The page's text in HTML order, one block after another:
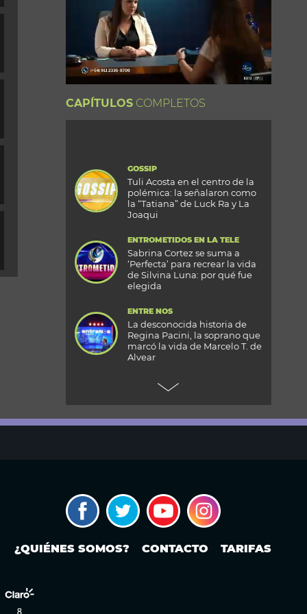
CAPÍTULOS COMPLETOS
GOSSIP
Tuli Acosta en el centro de la
polémica: la señalaron como
la “Tatiana” de Luck Ra y La
Joaqui
ENTROMETIDOS EN LA TELE
Sabrina Cortez se suma a
‘Perfecta’ para recrear la vida
de Silvina Luna: por qué fue
elegida
ENTRE NOS
La desconocida historia de
Regina Pacini, la soprano que
marcó la vida de Marcelo T. de
Alvear
+CARAS
todos los detalles de la mega
fiesta en el Palacio
Reconquista
Ushuaia
MODO FONTEVECCHIA
detrás de una discusión que
¿QUIÉNES SOMOS? CONTACTO TARIFAS